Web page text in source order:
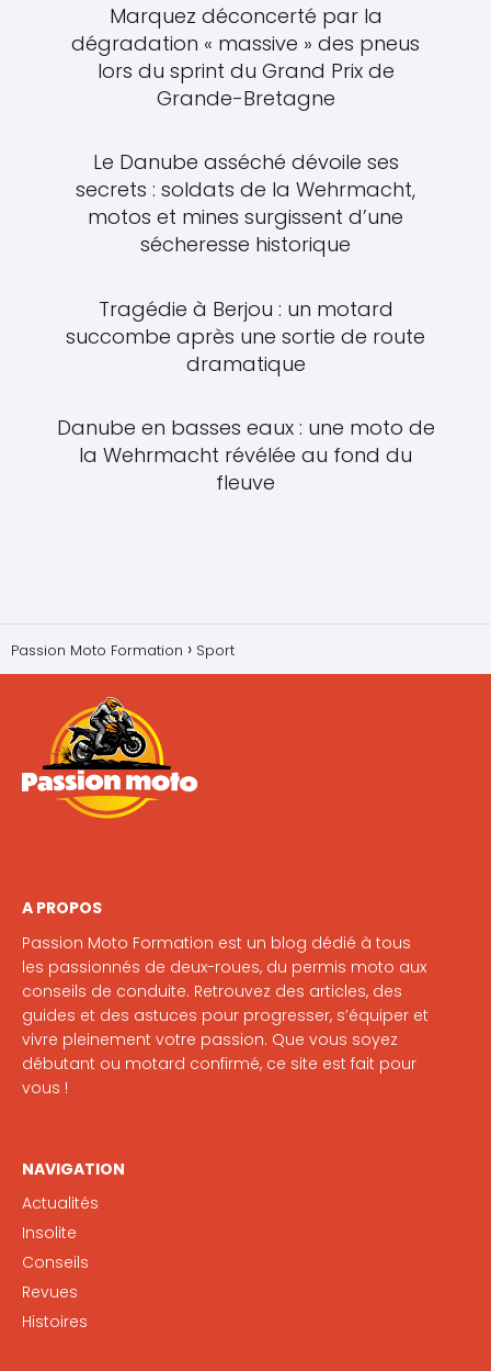
Marquez déconcerté par la
dégradation « massive » des pneus
lors du sprint du Grand Prix de
Grande-Bretagne
Le Danube asséché dévoile ses
secrets : soldats de la Wehrmacht,
motos et mines surgissent d’une
sécheresse historique
Tragédie à Berjou : un motard
succombe après une sortie de route
dramatique
Danube en basses eaux : une moto de
la Wehrmacht révélée au fond du
fleuve
Passion Moto Formation Sport
A PROPOS
Passion Moto Formation est un blog dédié à tous
les passionnés de deux-roues, du permis moto aux
conseils de conduite. Retrouvez des articles, des
guides et des astuces pour progresser, s’équiper et
vivre pleinement votre passion. Que vous soyez
débutant ou motard confirmé, ce site est fait pour
vous !
NAVIGATION
Actualités
Insolite
Conseils
Revues
Histoires